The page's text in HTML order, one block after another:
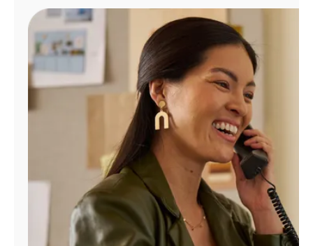
Administrar
cuenta
Encuentra
tienda